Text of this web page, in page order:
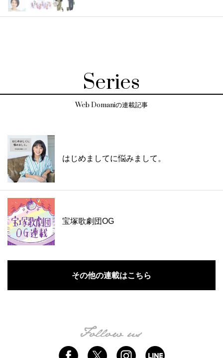
Series
Web Domaniの連載記事
はじめましてに悩みまして。
宝塚歌劇団OG
その他の連載はこちら